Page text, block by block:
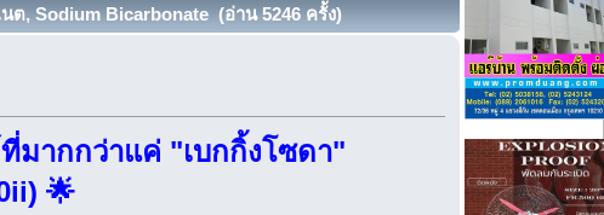
ต, Sodium Bicarbonate (อ่าน 5246 ครั้ง)
มากกว่าแค่ "เบกกิ้งโซดา"
🌟